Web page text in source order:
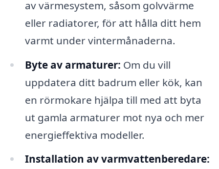
av värmesystem, såsom golvvärme
eller radiatorer, för att hålla ditt hem
varmt under vintermånaderna.
Byte av armaturer: Om du vill
uppdatera ditt badrum eller kök, kan
en rörmokare hjälpa till med att byta
ut gamla armaturer mot nya och mer
energieffektiva modeller.
Installation av varmvattenberedare: